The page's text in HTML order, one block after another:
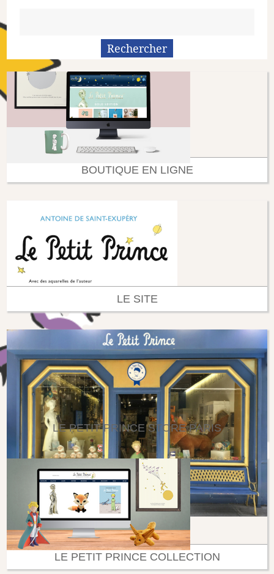
BOUTIQUE EN LIGNE
LE SITE
LE PETIT PRINCE STORE PARIS
LE PETIT PRINCE COLLECTION